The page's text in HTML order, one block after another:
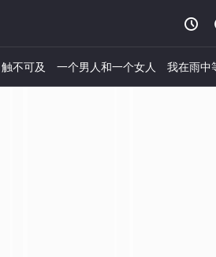

触不可及 一个男人和一个女人 我在雨中